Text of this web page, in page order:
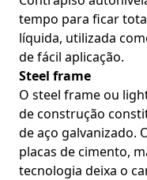
tempo para ficar
líquida, utilizada
de fácil aplicação.
Steel frame
O steel frame ou
de construção
de aço galvanizado.
placas de cimento,
tecnologia deixa o